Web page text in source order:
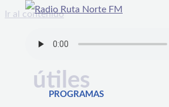
Ir al contenido
PROGRAMAS
útiles